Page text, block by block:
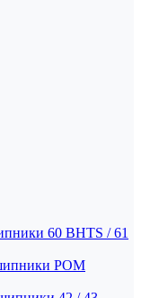
60 BHTS / 61
POM